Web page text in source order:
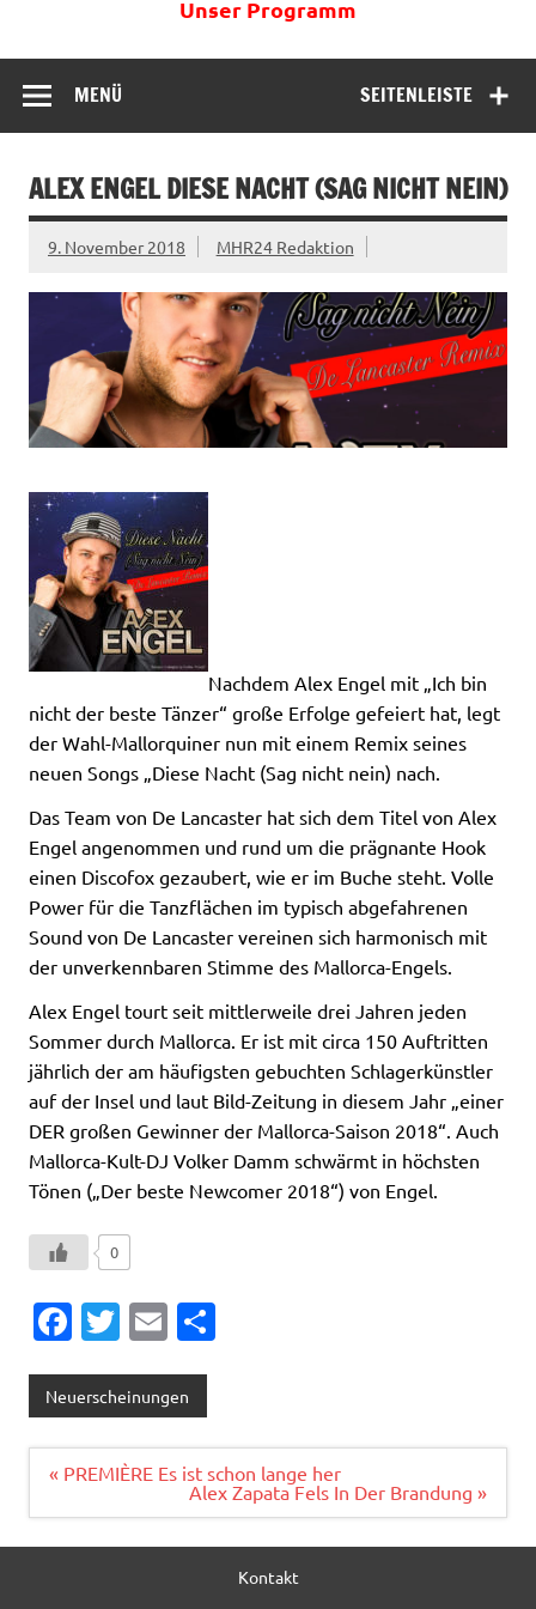
Unser Programm
SEITENLEISTE
MENÜ
ALEX ENGEL DIESE NACHT (SAG NICHT NEIN)
9. November 2018 MHR24 Redaktion
Nachdem Alex Engel mit „Ich bin
nicht der beste Tänzer“ große Erfolge gefeiert hat, legt
der Wahl-Mallorquiner nun mit einem Remix seines
neuen Songs „Diese Nacht (Sag nicht nein) nach.
Das Team von De Lancaster hat sich dem Titel von Alex
Engel angenommen und rund um die prägnante Hook
einen Discofox gezaubert, wie er im Buche steht. Volle
Power für die Tanzflächen im typisch abgefahrenen
Sound von De Lancaster vereinen sich harmonisch mit
der unverkennbaren Stimme des Mallorca-Engels.
Alex Engel tourt seit mittlerweile drei Jahren jeden
Sommer durch Mallorca. Er ist mit circa 150 Auftritten
jährlich der am häufigsten gebuchten Schlagerkünstler
auf der Insel und laut Bild-Zeitung in diesem Jahr „einer
DER großen Gewinner der Mallorca-Saison 2018“. Auch
Mallorca-Kult-DJ Volker Damm schwärmt in höchsten
Tönen („Der beste Newcomer 2018“) von Engel.
0
Fa
e
b
o
o
k
T
it
te
r
E
ai
l
n
Neuerscheinungen
Beitragsnavigation
« PREMIÈRE Es ist schon lange her
Alex Zapata Fels In Der Brandung »
Kontakt